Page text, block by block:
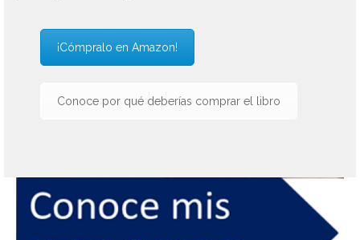
¡Cómpralo en Amazon!
Conoce por qué deberías comprar el libro